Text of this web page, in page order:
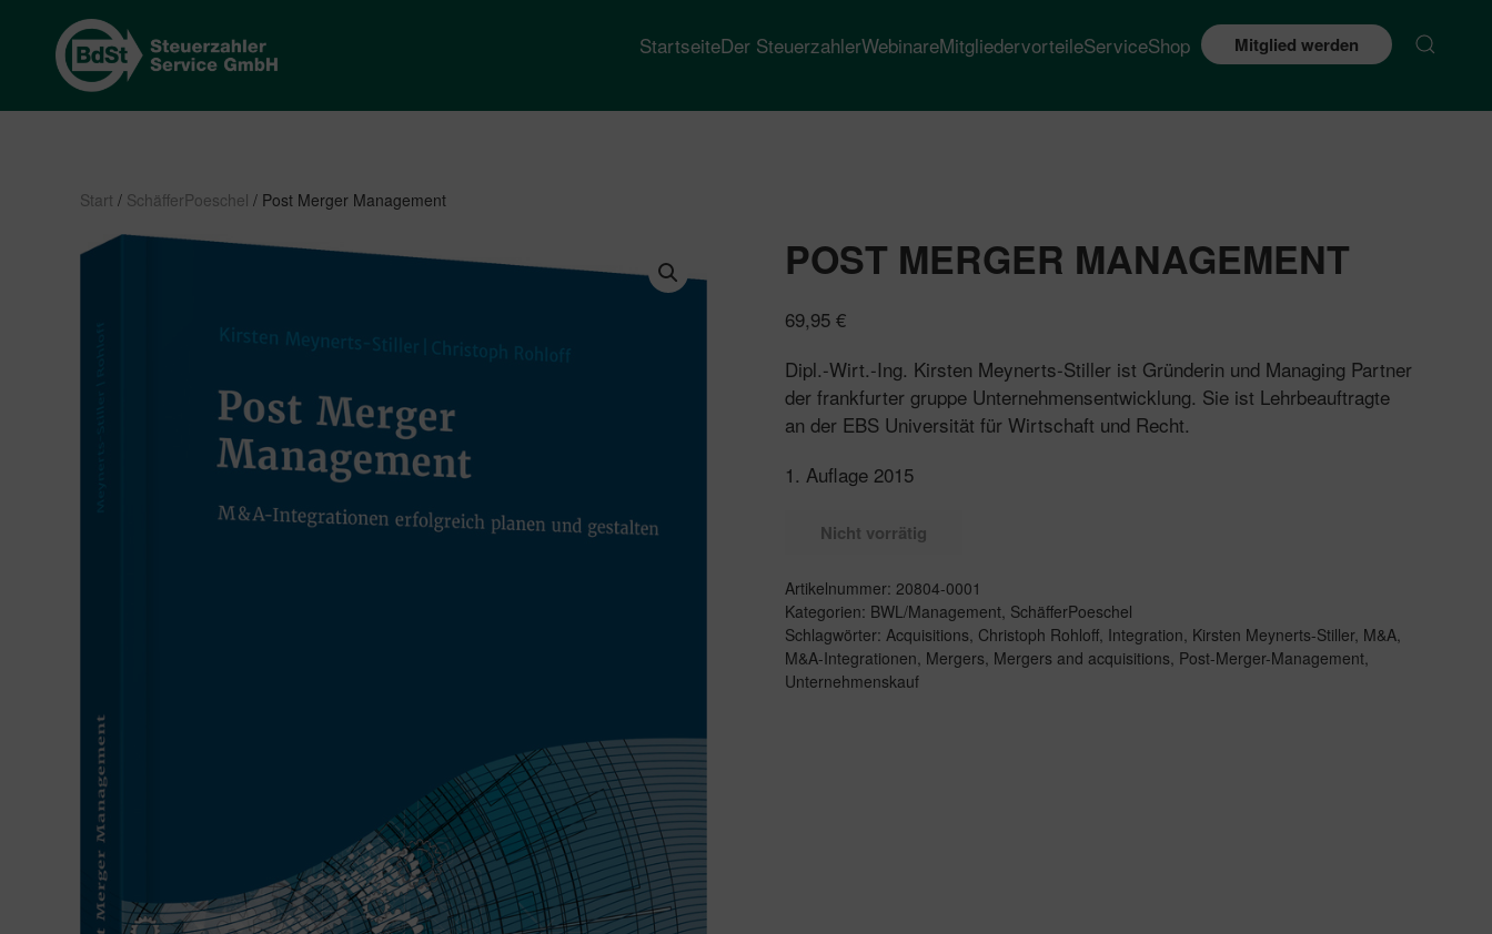
StartseiteDer SteuerzahlerWebinareMitgliedervorteileServiceShop Mitglied werden
Start / SchäfferPoeschel / Post Merger Management
POST MERGER MANAGEMENT
69,95 €
Dipl.-Wirt.-Ing. Kirsten Meynerts-Stiller ist Gründerin und Managing Partner
der frankfurter gruppe Unternehmensentwicklung. Sie ist Lehrbeauftragte
an der EBS Universität für Wirtschaft und Recht.
1. Auflage 2015
Nicht vorrätig
Artikelnummer: 20804-0001
Kategorien: BWL/Management, SchäfferPoeschel
Schlagwörter: Acquisitions, Christoph Rohloff, Integration, Kirsten Meynerts-Stiller, M&A,
M&A-Integrationen, Mergers, Mergers and acquisitions, Post-Merger-Management,
Unternehmenskauf